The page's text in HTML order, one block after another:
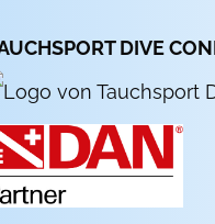
DIVE